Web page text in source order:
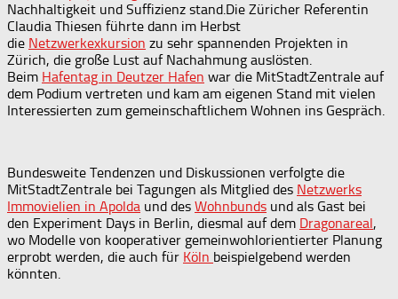
Nachhaltigkeit und Suffizienz stand.Die Züricher Referentin
Claudia Thiesen führte dann im Herbst
die Netzwerkexkursion zu sehr spannenden Projekten in
Zürich, die große Lust auf Nachahmung auslösten.
Beim Hafentag in Deutzer Hafen war die MitStadtZentrale auf
dem Podium vertreten und kam am eigenen Stand mit vielen
Interessierten zum gemeinschaftlichem Wohnen ins Gespräch.
Bundesweite Tendenzen und Diskussionen verfolgte die
MitStadtZentrale bei Tagungen als Mitglied des Netzwerks
Immovielien in Apolda und des Wohnbunds und als Gast bei
den Experiment Days in Berlin, diesmal auf dem Dragonareal,
wo Modelle von kooperativer gemeinwohlorientierter Planung
erprobt werden, die auch für Köln beispielgebend werden
könnten.